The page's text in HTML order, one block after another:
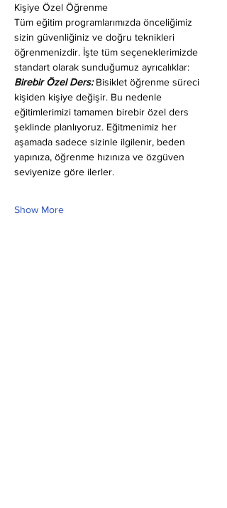
Kişiye Özel Öğrenme
Tüm eğitim programlarımızda önceliğimiz
sizin güvenliğiniz ve doğru teknikleri
öğrenmenizdir. İşte tüm seçeneklerimizde
standart olarak sunduğumuz ayrıcalıklar:
Birebir Özel Ders: Bisiklet öğrenme süreci
kişiden kişiye değişir. Bu nedenle
eğitimlerimizi tamamen birebir özel ders
şeklinde planlıyoruz. Eğitmenimiz her
aşamada sadece sizinle ilgilenir, beden
yapınıza, öğrenme hızınıza ve özgüven
seviyenize göre ilerler.
Show More